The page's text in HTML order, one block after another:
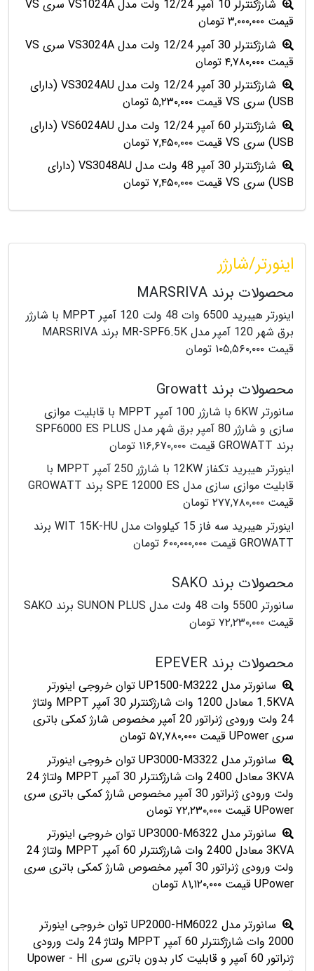
شارژکنترلر 10 آمپر 12/24 ولت مدل VS1024A سری VS
قیمت ۳,۰۰۰,۰۰۰ تومان
شارژکنترلر 30 آمپر 12/24 ولت مدل VS3024A سری VS
قیمت ۴,۷۸۰,۰۰۰ تومان
شارژکنترلر 30 آمپر 12/24 ولت مدل VS3024AU (دارای
USB) سری VS قیمت ۵,۲۳۰,۰۰۰ تومان
شارژکنترلر 60 آمپر 12/24 ولت مدل VS6024AU (دارای
USB) سری VS قیمت ۷,۴۵۰,۰۰۰ تومان
شارژکنترلر 30 آمپر 48 ولت مدل VS3048AU (دارای
USB) سری VS قیمت ۷,۴۵۰,۰۰۰ تومان
اینورتر/شارژر
محصولات برند MARSRIVA
اینورتر هیبرید 6500 وات 48 ولت 120 آمپر MPPT با شارژر
برق شهر 120 آمپر مدل MR-SPF6.5K برند MARSRIVA
قیمت ۱۰۵,۵۶۰,۰۰۰ تومان
محصولات برند Growatt
سانورتر 6KW با شارژر 100 آمپر MPPT با قابلیت موازی
سازی و شارژر 80 آمپر برق شهر مدل SPF6000 ES PLUS
برند GROWATT قیمت ۱۱۶,۶۷۰,۰۰۰ تومان
اینورتر هیبرید تکفاز 12KW با شارژر 250 آمپر MPPT با
قابلیت موازی سازی مدل SPE 12000 ES برند GROWATT
قیمت ۲۷۷,۷۸۰,۰۰۰ تومان
اینورتر هیبرید سه فاز 15 کیلووات مدل WIT 15K-HU برند
GROWATT قیمت ۶۰۰,۰۰۰,۰۰۰ تومان
محصولات برند SAKO
سانورتر 5500 وات 48 ولت مدل SUNON PLUS برند SAKO
قیمت ۷۲,۲۳۰,۰۰۰ تومان
محصولات برند EPEVER
سانورتر مدل UP1500-M3222 توان خروجی اینورتر
1.5KVA معادل 1200 وات شارژکنترلر 30 آمپر MPPT ولتاژ
24 ولت ورودی ژنراتور 20 آمپر مخصوص شارژ کمکی باتری
سری UPower قیمت ۵۷,۷۸۰,۰۰۰ تومان
سانورتر مدل UP3000-M3322 توان خروجی اینورتر
3KVA معادل 2400 وات شارژکنترلر 30 آمپر MPPT ولتاژ 24
ولت ورودی ژنراتور 30 آمپر مخصوص شارژ کمکی باتری سری
UPower قیمت ۷۲,۲۳۰,۰۰۰ تومان
سانورتر مدل UP3000-M6322 توان خروجی اینورتر
3KVA معادل 2400 وات شارژکنترلر 60 آمپر MPPT ولتاژ 24
ولت ورودی ژنراتور 30 آمپر مخصوص شارژ کمکی باتری سری
UPower قیمت ۸۱,۱۲۰,۰۰۰ تومان
سانورتر مدل UP2000-HM6022 توان خروجی اینورتر
2000 وات شارژکنترلر 60 آمپر MPPT ولتاژ 24 ولت ورودی
ژنراتور 60 آمپر و قابلیت کار بدون باتری سری Upower - HI